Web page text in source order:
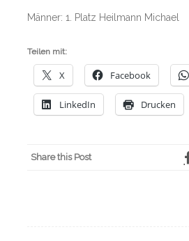
Männer: 1. Platz Heilmann Michael
Teilen mit:
X Facebook
LinkedIn Drucken
Share this Post